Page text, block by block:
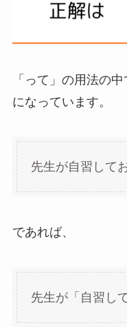
「って」の用法の
になっています。
先生が自習して
であれば、
先生が「自習し